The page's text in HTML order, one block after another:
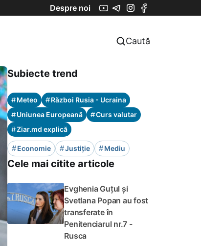
Despre noi
Caută
Subiecte trend
#Meteo #Război Rusia - Ucraina
#Uniunea Europeană #Curs valutar
#Ziar.md explică
#Economie #Justiție #Mediu
Cele mai citite articole
Evghenia Guțul și
Svetlana Popan au fost
transferate în
Penitenciarul nr.7 -
Rusca